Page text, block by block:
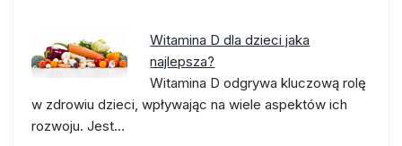
Witamina D dla dzieci jaka
najlepsza?
Witamina D odgrywa kluczową rolę
w zdrowiu dzieci, wpływając na wiele aspektów ich
rozwoju. Jest…